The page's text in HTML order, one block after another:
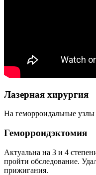
Лазерная хирургия
На геморроидальные узлы
Геморроидэктомия
Актуальна на 3 и 4
пройти обследование.
прижигания.